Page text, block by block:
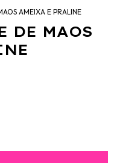
AMEIXA E PRALINE
DE MAOS